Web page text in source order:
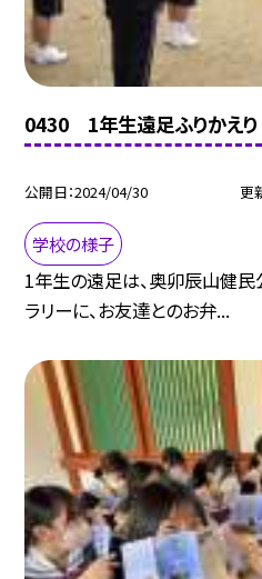
0430 1年生遠足ふりかえり
公開日 2024/04/30 更
学校の様子
1年生の遠足は、奥卯辰山健民
ラリーに、お友達とのお弁...